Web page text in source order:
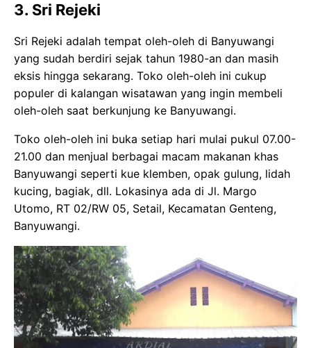
3. Sri Rejeki
Sri Rejeki adalah tempat oleh-oleh di Banyuwangi
yang sudah berdiri sejak tahun 1980-an dan masih
eksis hingga sekarang. Toko oleh-oleh ini cukup
populer di kalangan wisatawan yang ingin membeli
oleh-oleh saat berkunjung ke Banyuwangi.
Toko oleh-oleh ini buka setiap hari mulai pukul 07.00-
21.00 dan menjual berbagai macam makanan khas
Banyuwangi seperti kue klemben, opak gulung, lidah
kucing, bagiak, dll. Lokasinya ada di Jl. Margo
Utomo, RT 02/RW 05, Setail, Kecamatan Genteng,
Banyuwangi.